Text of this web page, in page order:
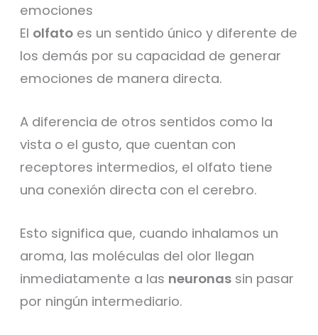
emociones
El olfato es un sentido único y diferente de
los demás por su capacidad de generar
emociones de manera directa.
A diferencia de otros sentidos como la
vista o el gusto, que cuentan con
receptores intermedios, el olfato tiene
una conexión directa con el cerebro.
Esto significa que, cuando inhalamos un
aroma, las moléculas del olor llegan
inmediatamente a las neuronas sin pasar
por ningún intermediario.